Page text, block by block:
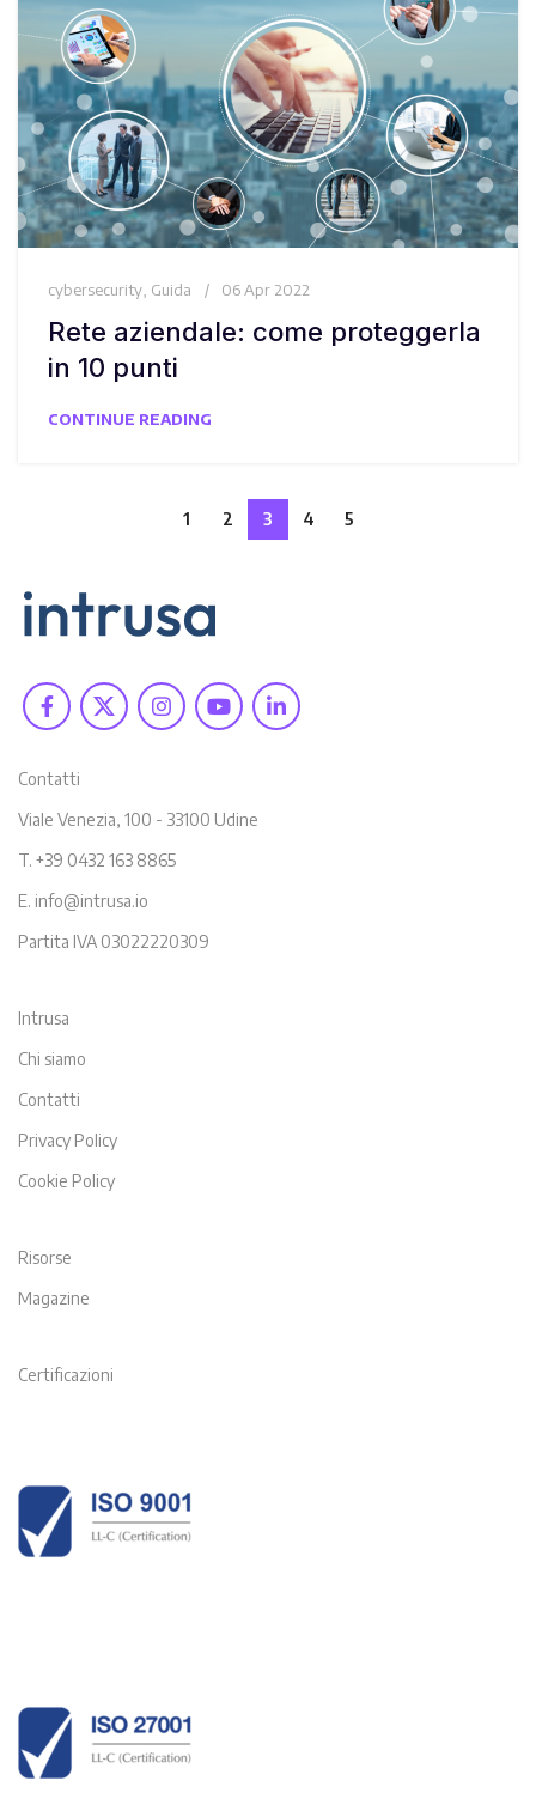
cybersecurity Guida 06 Apr 2022
Rete aziendale: come proteggerla
in 10 punti
CONTINUE READING
1 2 3 4 5
Contatti
Viale Venezia, 100 - 33100 Udine
T. +39 0432 163 8865
E. info@intrusa.io
Partita IVA 03022220309
Intrusa
Chi siamo
Contatti
Privacy Policy
Cookie Policy
Risorse
Magazine
Certificazioni